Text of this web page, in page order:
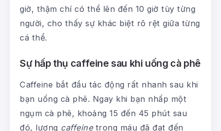
giờ, thậm chí có thể lên đến 10 giờ tùy từng
người, cho thấy sự khác biệt rõ rệt giữa từng
cá thể.
Sự hấp thụ caffeine sau khi uống cà phê
Caffeine bắt đầu tác động rất nhanh sau khi
bạn uống cà phê. Ngay khi bạn nhấp một
ngụm cà phê, khoảng 15 đến 45 phút sau
đó, lượng caffeinetrong máu đã đạt đến